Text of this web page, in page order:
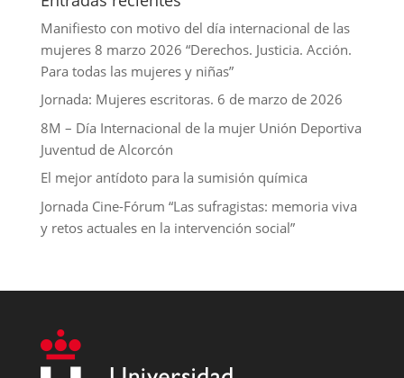
Manifiesto con motivo del día internacional de las
mujeres 8 marzo 2026 “Derechos. Justicia. Acción.
Para todas las mujeres y niñas”
Jornada: Mujeres escritoras. 6 de marzo de 2026
8M – Día Internacional de la mujer Unión Deportiva
Juventud de Alcorcón
El mejor antídoto para la sumisión química
Jornada Cine-Fórum “Las sufragistas: memoria viva
y retos actuales en la intervención social”